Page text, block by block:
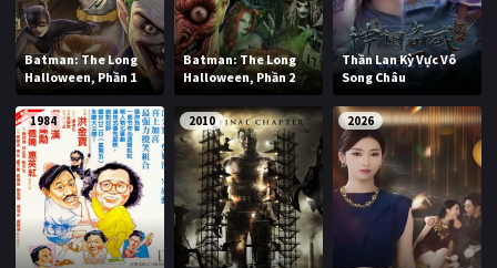
Batman: The Long
Halloween, Phần 1
Batman: The Long
Halloween, Phần 2
Thần Lan Kỳ Vực Vô
Song Châu
1984 2010 2026